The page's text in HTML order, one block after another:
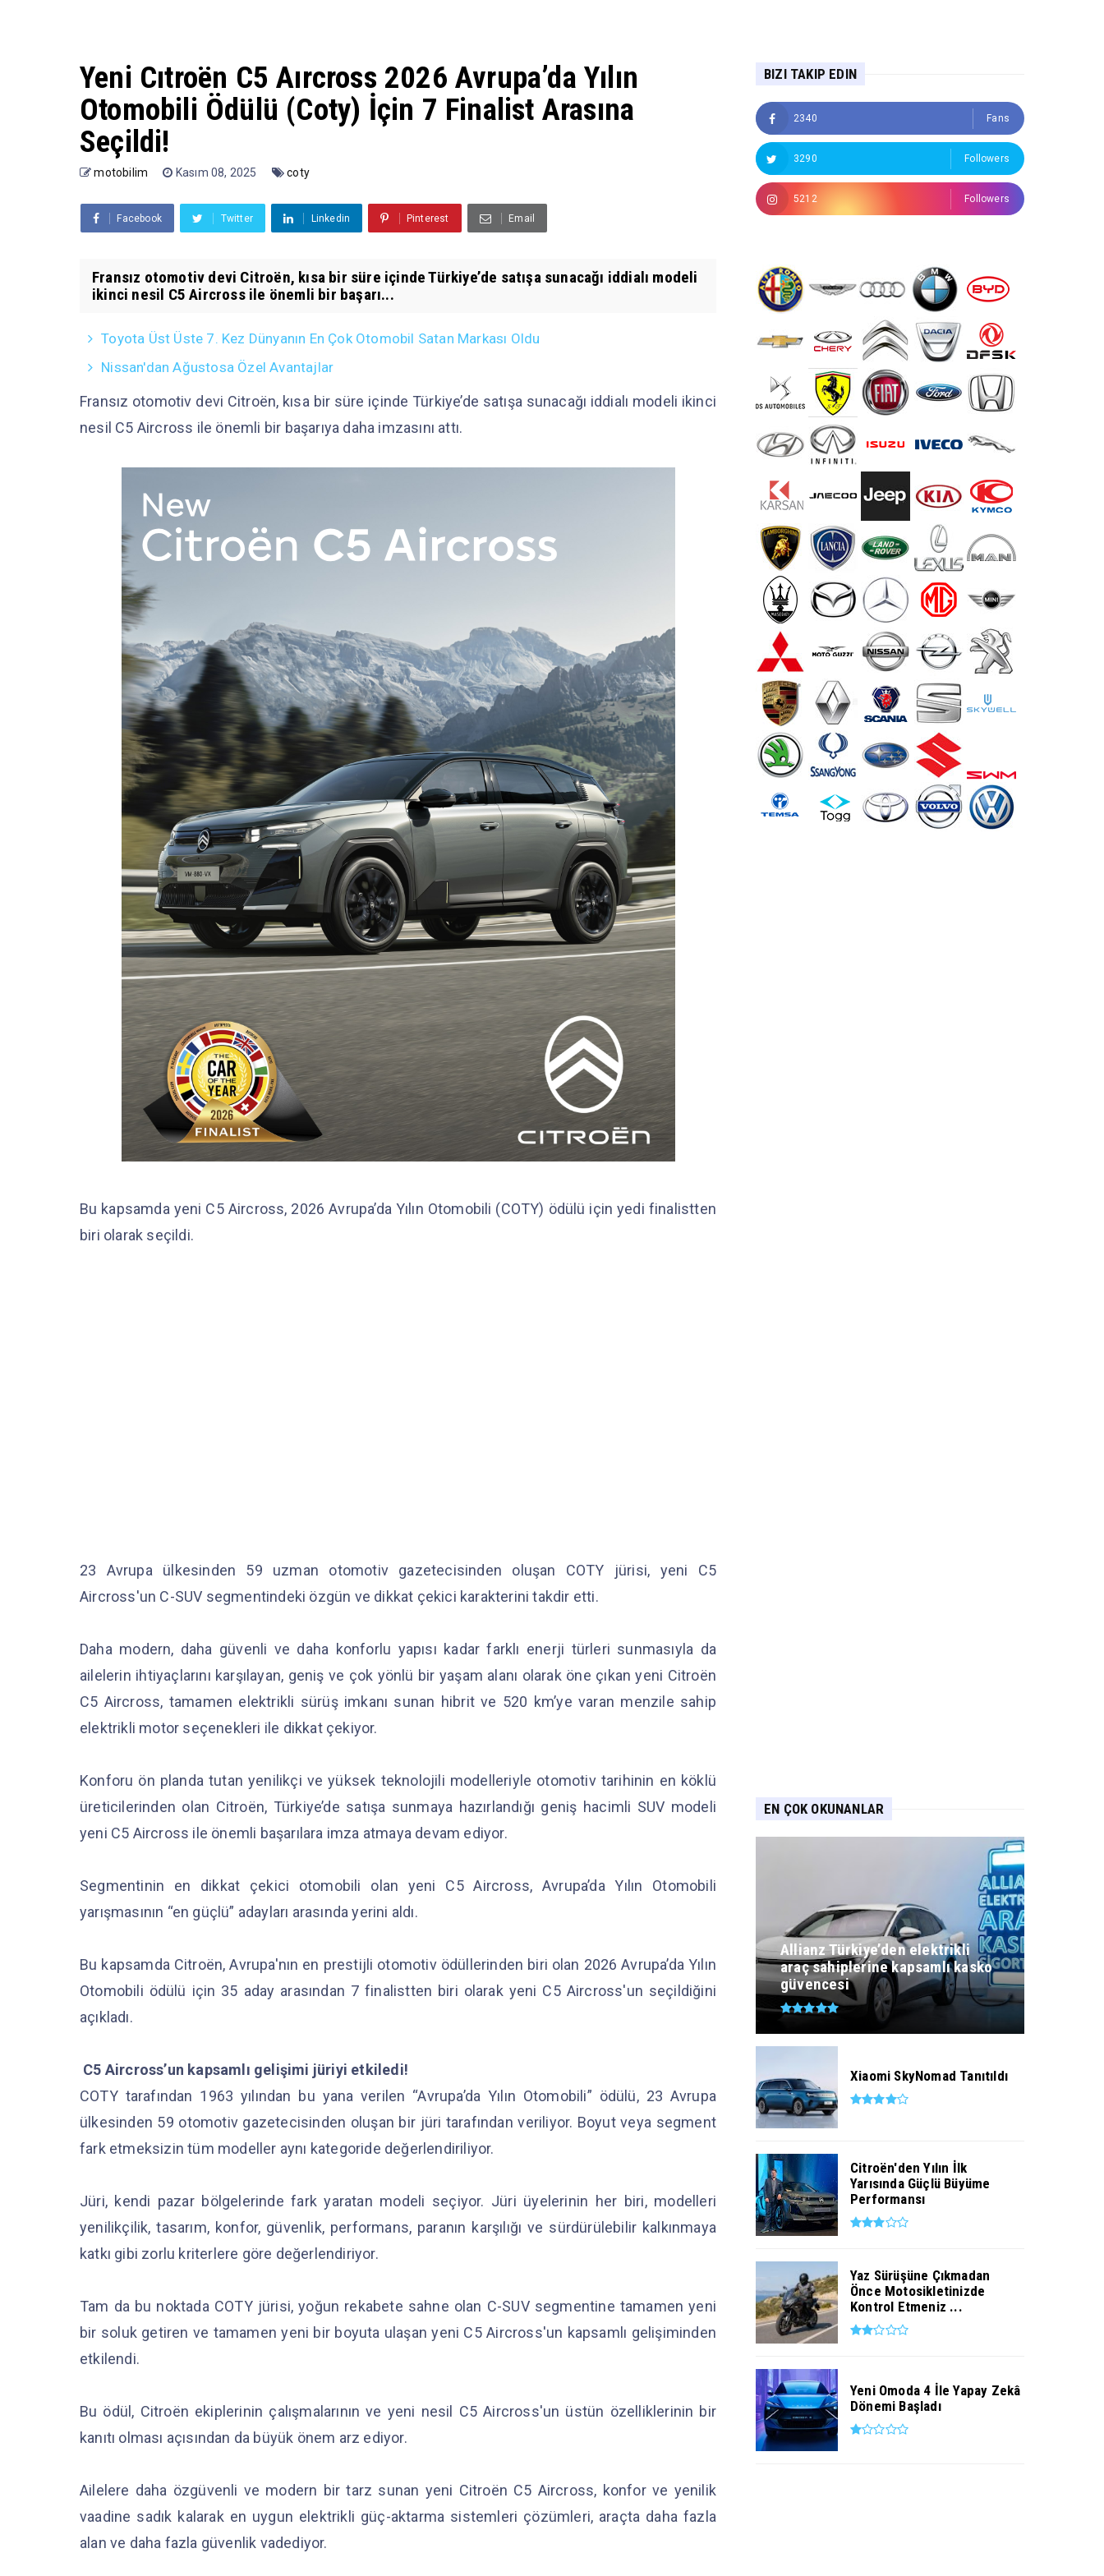
Yeni Cıtroën C5 Aırcross 2026 Avrupa’da Yılın
Otomobili Ödülü (Coty) İçin 7 Finalist Arasına
Seçildi!
motobilim Kasım 08, 2025 coty
Facebook Twitter Linkedin Pinterest Email
Fransız otomotiv devi Citroën, kısa bir süre içinde Türkiye’de satışa sunacağı iddialı modeli
ikinci nesil C5 Aircross ile önemli bir başarı...
Toyota Üst Üste 7. Kez Dünyanın En Çok Otomobil Satan Markası Oldu
Nissan'dan Ağustosa Özel Avantajlar
Fransız otomotiv devi Citroën, kısa bir süre içinde Türkiye’de satışa sunacağı iddialı modeli ikinci
nesil C5 Aircross ile önemli bir başarıya daha imzasını attı.
Bu kapsamda yeni C5 Aircross, 2026 Avrupa’da Yılın Otomobili (COTY) ödülü için yedi finalistten
biri olarak seçildi.
23 Avrupa ülkesinden 59 uzman otomotiv gazetecisinden oluşan COTY jürisi, yeni C5
Aircross'un C-SUV segmentindeki özgün ve dikkat çekici karakterini takdir etti.
Daha modern, daha güvenli ve daha konforlu yapısı kadar farklı enerji türleri sunmasıyla da
ailelerin ihtiyaçlarını karşılayan, geniş ve çok yönlü bir yaşam alanı olarak öne çıkan yeni Citroën
C5 Aircross, tamamen elektrikli sürüş imkanı sunan hibrit ve 520 km’ye varan menzile sahip
elektrikli motor seçenekleri ile dikkat çekiyor.
Konforu ön planda tutan yenilikçi ve yüksek teknolojili modelleriyle otomotiv tarihinin en köklü
üreticilerinden olan Citroën, Türkiye’de satışa sunmaya hazırlandığı geniş hacimli SUV modeli
yeni C5 Aircross ile önemli başarılara imza atmaya devam ediyor.
Segmentinin en dikkat çekici otomobili olan yeni C5 Aircross, Avrupa’da Yılın Otomobili
yarışmasının “en güçlü” adayları arasında yerini aldı.
Bu kapsamda Citroën, Avrupa'nın en prestijli otomotiv ödüllerinden biri olan 2026 Avrupa’da Yılın
Otomobili ödülü için 35 aday arasından 7 finalistten biri olarak yeni C5 Aircross'un seçildiğini
açıkladı.
C5 Aircross’un kapsamlı gelişimi jüriyi etkiledi!
COTY tarafından 1963 yılından bu yana verilen “Avrupa’da Yılın Otomobili” ödülü, 23 Avrupa
ülkesinden 59 otomotiv gazetecisinden oluşan bir jüri tarafından veriliyor. Boyut veya segment
fark etmeksizin tüm modeller aynı kategoride değerlendiriliyor.
Jüri, kendi pazar bölgelerinde fark yaratan modeli seçiyor. Jüri üyelerinin her biri, modelleri
yenilikçilik, tasarım, konfor, güvenlik, performans, paranın karşılığı ve sürdürülebilir kalkınmaya
katkı gibi zorlu kriterlere göre değerlendiriyor.
Tam da bu noktada COTY jürisi, yoğun rekabete sahne olan C-SUV segmentine tamamen yeni
bir soluk getiren ve tamamen yeni bir boyuta ulaşan yeni C5 Aircross'un kapsamlı gelişiminden
etkilendi.
Bu ödül, Citroën ekiplerinin çalışmalarının ve yeni nesil C5 Aircross'un üstün özelliklerinin bir
kanıtı olması açısından da büyük önem arz ediyor.
Ailelere daha özgüvenli ve modern bir tarz sunan yeni Citroën C5 Aircross, konfor ve yenilik
vaadine sadık kalarak en uygun elektrikli güç-aktarma sistemleri çözümleri, araçta daha fazla
alan ve daha fazla güvenlik vadediyor.
BIZI TAKIP EDIN
2340 Fans
3290 Followers
5212 Followers
EN ÇOK OKUNANLAR
Allianz Türkiye’den elektrikli
araç sahiplerine kapsamlı kasko
güvencesi
Xiaomi SkyNomad Tanıtıldı
Citroën'den Yılın İlk
Yarısında Güçlü Büyüme
Performansı
Yaz Sürüşüne Çıkmadan
Önce Motosikletinizde
Kontrol Etmeniz ...
Yeni Omoda 4 İle Yapay Zekâ
Dönemi Başladı